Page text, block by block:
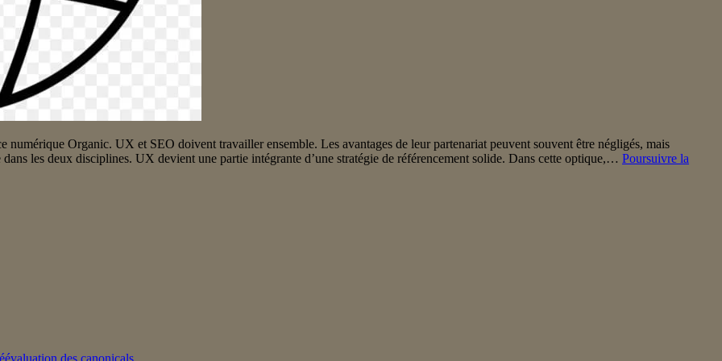
numérique Organic. UX et SEO doivent travailler ensemble. Les avantages de leur partenariat peuvent souvent être négligés, mais
les deux disciplines. UX devient une partie intégrante d’une stratégie de référencement solide. Dans cette optique,… Poursuivre la
des canonicals